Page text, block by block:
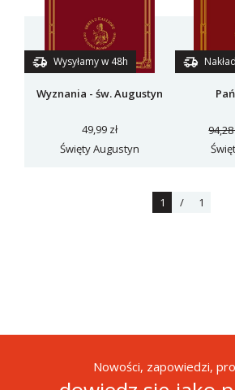
Wysyłamy w 48h
Wyznania - św. Augustyn
49,99 zł
Święty Augustyn
94,28
1 / 1
Nowości, zapowiedzi,